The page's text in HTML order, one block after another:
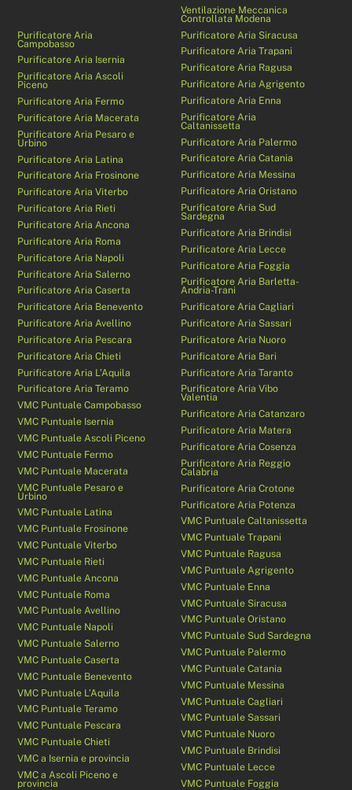
Ventilazione Meccanica
Controllata Modena
Purificatore Aria
Campobasso
Purificatore Aria Isernia
Purificatore Aria Ascoli
Piceno
Purificatore Aria Fermo
Purificatore Aria Macerata
Purificatore Aria Pesaro e
Urbino
Purificatore Aria Latina
Purificatore Aria Frosinone
Purificatore Aria Viterbo
Purificatore Aria Rieti
Purificatore Aria Ancona
Purificatore Aria Roma
Purificatore Aria Napoli
Purificatore Aria Salerno
Purificatore Aria Caserta
Purificatore Aria Benevento
Purificatore Aria Avellino
Purificatore Aria Pescara
Purificatore Aria Chieti
Purificatore Aria L’Aquila
Purificatore Aria Teramo
VMC Puntuale Campobasso
VMC Puntuale Isernia
VMC Puntuale Ascoli Piceno
VMC Puntuale Fermo
VMC Puntuale Macerata
VMC Puntuale Pesaro e
Urbino
VMC Puntuale Latina
VMC Puntuale Frosinone
VMC Puntuale Viterbo
VMC Puntuale Rieti
VMC Puntuale Ancona
VMC Puntuale Roma
VMC Puntuale Avellino
VMC Puntuale Napoli
VMC Puntuale Salerno
VMC Puntuale Caserta
VMC Puntuale Benevento
VMC Puntuale L’Aquila
VMC Puntuale Teramo
VMC Puntuale Pescara
VMC Puntuale Chieti
VMC a Isernia e provincia
VMC a Ascoli Piceno e
provincia
Purificatore Aria Siracusa
Purificatore Aria Trapani
Purificatore Aria Ragusa
Purificatore Aria Agrigento
Purificatore Aria Enna
Purificatore Aria
Caltanissetta
Purificatore Aria Palermo
Purificatore Aria Catania
Purificatore Aria Messina
Purificatore Aria Oristano
Purificatore Aria Sud
Sardegna
Purificatore Aria Brindisi
Purificatore Aria Lecce
Purificatore Aria Foggia
Purificatore Aria Barletta-
Andria-Trani
Purificatore Aria Cagliari
Purificatore Aria Sassari
Purificatore Aria Nuoro
Purificatore Aria Bari
Purificatore Aria Taranto
Purificatore Aria Vibo
Valentia
Purificatore Aria Catanzaro
Purificatore Aria Matera
Purificatore Aria Cosenza
Purificatore Aria Reggio
Calabria
Purificatore Aria Crotone
Purificatore Aria Potenza
VMC Puntuale Caltanissetta
VMC Puntuale Trapani
VMC Puntuale Ragusa
VMC Puntuale Agrigento
VMC Puntuale Enna
VMC Puntuale Siracusa
VMC Puntuale Oristano
VMC Puntuale Sud Sardegna
VMC Puntuale Palermo
VMC Puntuale Catania
VMC Puntuale Messina
VMC Puntuale Cagliari
VMC Puntuale Sassari
VMC Puntuale Nuoro
VMC Puntuale Brindisi
VMC Puntuale Lecce
VMC Puntuale Foggia